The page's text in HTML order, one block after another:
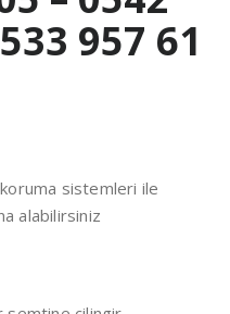
957 61
koruma sistemleri ile
alabilirsiniz